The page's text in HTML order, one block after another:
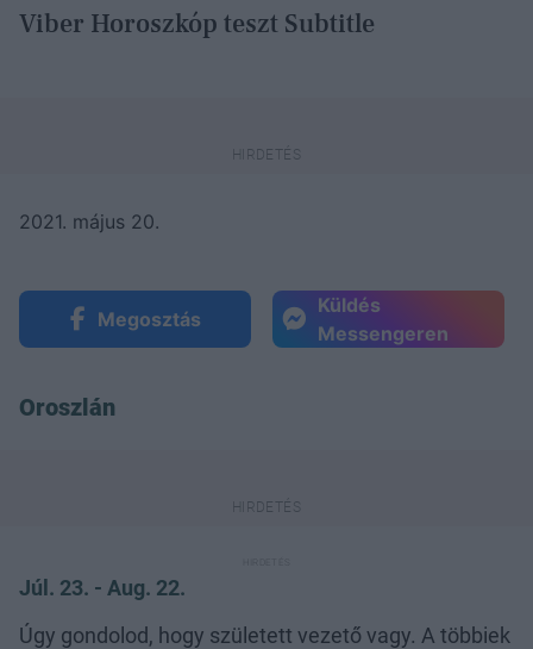
Viber Horoszkóp teszt Subtitle
2021. május 20.
Megosztás
Küldés
Messengeren
Oroszlán
Júl. 23. - Aug. 22.
Úgy gondolod, hogy született vezető vagy. A többiek